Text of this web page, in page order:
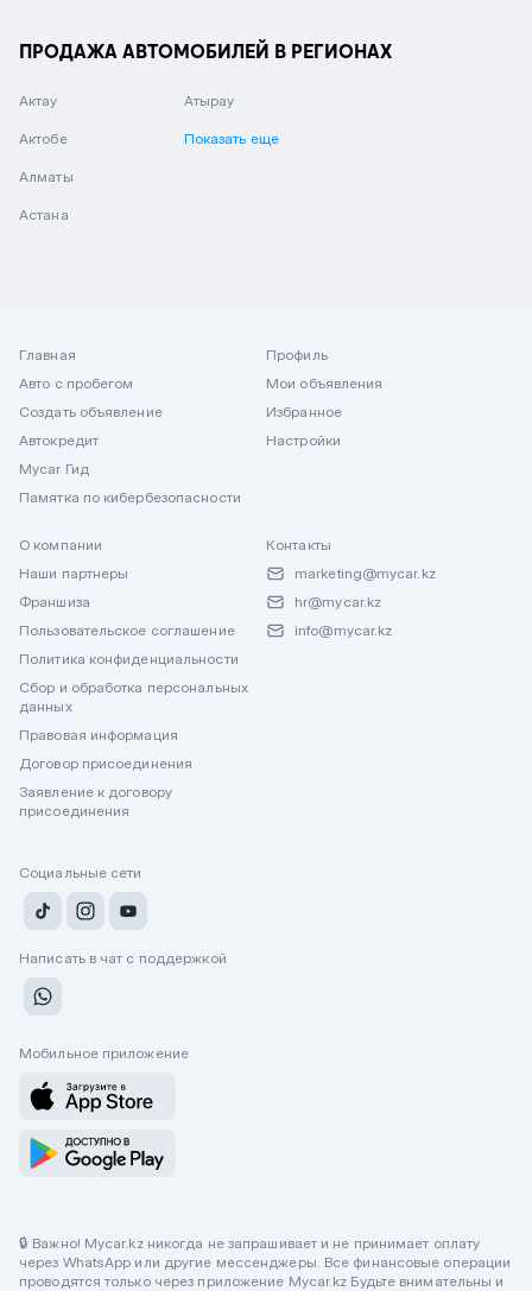
ПРОДАЖА АВТОМОБИЛЕЙ В РЕГИОНАХ
Актау
Актобе
Алматы
Астана
Атырау
Показать еще
Главная
Авто с пробегом
Создать объявление
Автокредит
Mycar Гид
Памятка по кибербезопасности
Профиль
Мои объявления
Избранное
Настройки
О компании
Наши партнеры
Франшиза
Пользовательское соглашение
Политика конфиденциальности
Сбор и обработка персональных
данных
Правовая информация
Договор присоединения
Заявление к договору
присоединения
Контакты
marketing@mycar.kz
hr@mycar.kz
info@mycar.kz
Социальные сети
Написать в чат с поддержкой
Мобильное приложение
🔒 Важно! Mycar.kz никогда не запрашивает и не принимает оплату
через WhatsApp или другие мессенджеры. Все финансовые операции
проводятся только через приложение Mycar.kz Будьте внимательны и